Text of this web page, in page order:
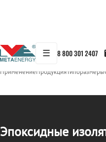
☰ 8 800 301 2407
← Продукция/ИЗОЛЯТОРЫ
ПрименениеПродукцияТипоразмеры
Эпоксидные